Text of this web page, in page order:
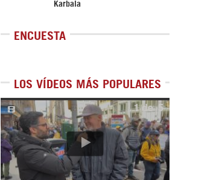
Karbala
ENCUESTA
LOS VÍDEOS MÁS POPULARES
1de5